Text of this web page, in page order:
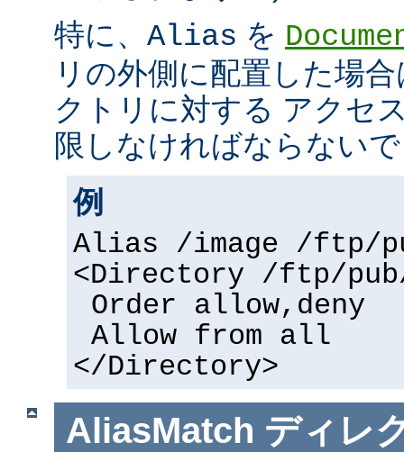
特に、 Alias を
リの外側に配置した場
クトリに対する アクセ
限しなければならない
例
Alias /image /ftp/
<Directory /ftp/pub/
Order allow,deny
Allow from all
</Directory>
AliasMatch ディレ